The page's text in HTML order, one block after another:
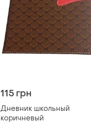
115 грн
Дневник школьный
коричневый